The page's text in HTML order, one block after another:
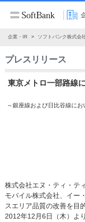
企業・IR ソフトバンク株式会
プレスリリース
東京メトロ一部路線
～銀座線および日比谷線に
株式会社エヌ・ティ・テ
モバイル株式会社、イー
スエリア品質の改善を目
2012年12月6日（木）よ